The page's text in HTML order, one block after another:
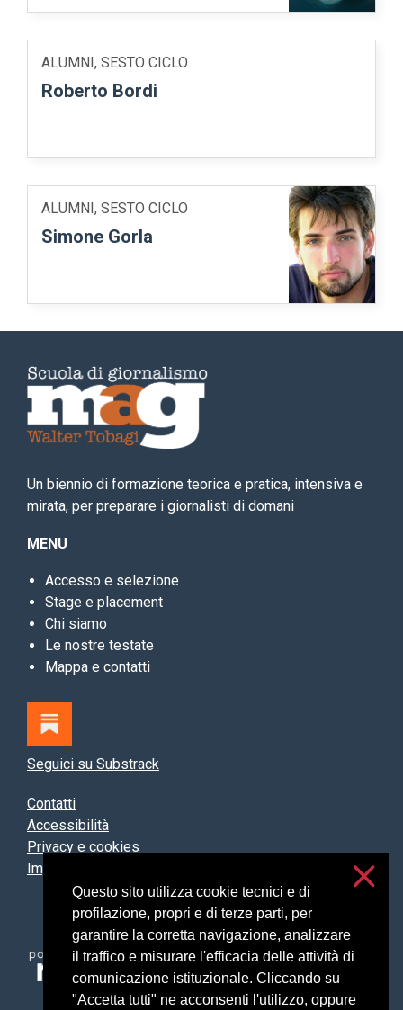
Questo sito utilizza cookie tecnici e di
profilazione, propri e di terze parti, per
garantire la corretta navigazione, analizzare
il traffico e misurare l'efficacia delle attività di
comunicazione istituzionale. Cliccando su
"Accetta tutti" ne acconsenti l'utilizzo, oppure
ALUMNI, SESTO CICLO
Roberto Bordi
ALUMNI, SESTO CICLO
Simone Gorla
Un biennio di formazione teorica e pratica, intensiva e
mirata, per preparare i giornalisti di domani
MENU
Accesso e selezione
Stage e placement
Chi siamo
Le nostre testate
Mappa e contatti
Seguici su Substrack
Contatti
Accessibilità
Privacy e cookies
Impostazioni cookie